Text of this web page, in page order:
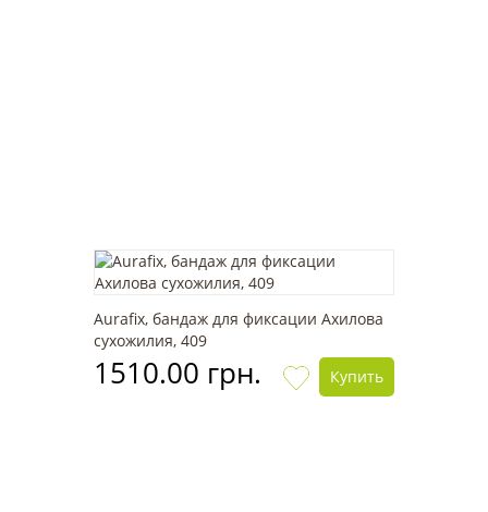
Aurafix, бандаж для фиксации Ахилова
сухожилия, 409
1510.00 грн. Купить